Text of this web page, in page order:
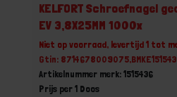
KELFORT Schroefnagel
EV 3,8X25MM 1000x
Niet op voorraad, levertijd 1 tot
Gtin:
Artikelnummer merk: 1515436
Prijs per 1 Doos